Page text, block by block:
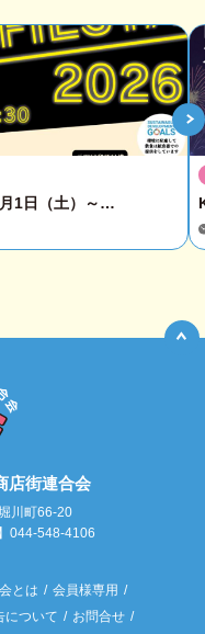
1日（土）～…
店街連合会
川町66-20
044-548-4106
とは
会員様専用
について
お問合せ